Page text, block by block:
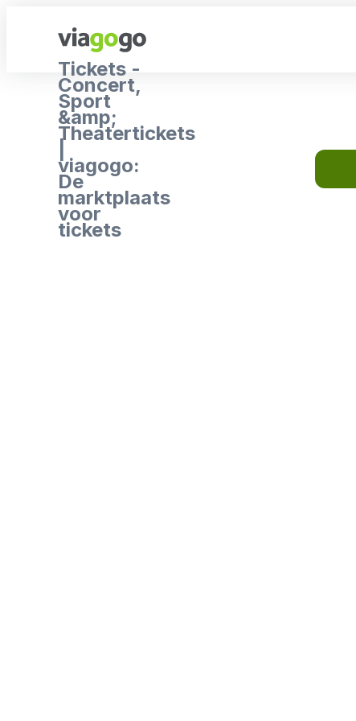
Tickets -
Concert,
Sport
&amp;
Theatertickets
viagogo:
De
marktplaats
voor
tickets